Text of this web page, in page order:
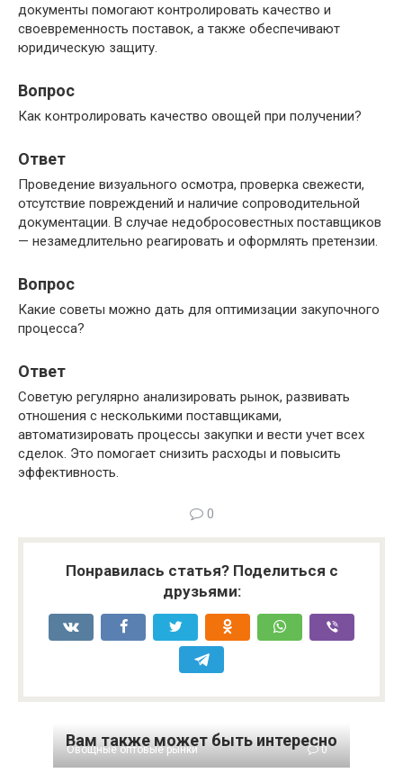
документы помогают контролировать качество и
своевременность поставок, а также обеспечивают
юридическую защиту.
Вопрос
Как контролировать качество овощей при получении?
Ответ
Проведение визуального осмотра, проверка свежести,
отсутствие повреждений и наличие сопроводительной
документации. В случае недобросовестных поставщиков
— незамедлительно реагировать и оформлять претензии.
Вопрос
Какие советы можно дать для оптимизации закупочного
процесса?
Ответ
Советую регулярно анализировать рынок, развивать
отношения с несколькими поставщиками,
автоматизировать процессы закупки и вести учет всех
сделок. Это помогает снизить расходы и повысить
эффективность.
0
Понравилась статья? Поделиться с
друзьями:
Вам также может быть интересно
Овощные оптовые рынки 0